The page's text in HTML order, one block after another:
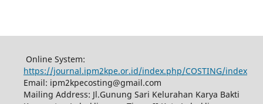
Online System:
https://journal.ipm2kpe.or.id/index.php/COSTING/index
Email: ipm2kpecosting@gmail.com
Mailing Address: Jl.Gunung Sari Kelurahan Karya Bakti